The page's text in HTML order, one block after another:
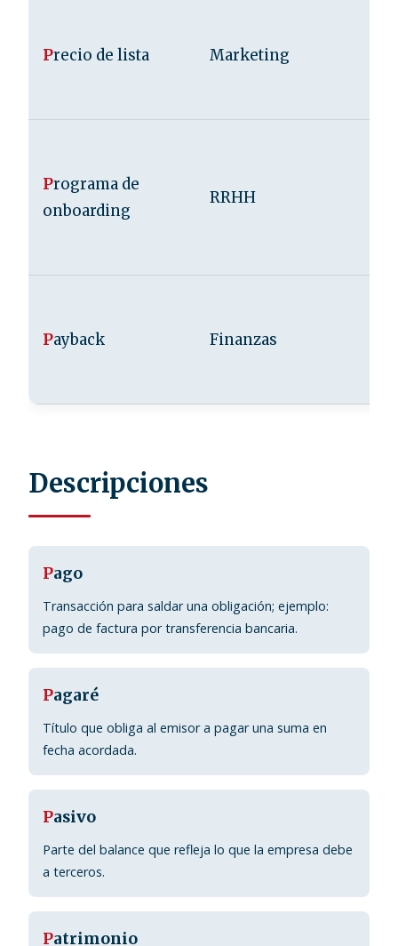
Precio de lista Marketing
Programa de
onboarding
RRHH
Payback Finanzas
Descripciones
Pago
Transacción para saldar una obligación; ejemplo:
pago de factura por transferencia bancaria.
Pagaré
Título que obliga al emisor a pagar una suma en
fecha acordada.
Pasivo
Parte del balance que refleja lo que la empresa debe
a terceros.
Patrimonio